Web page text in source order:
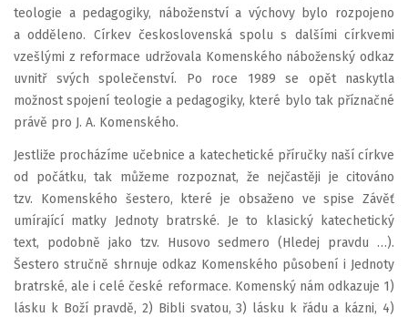
teologie a pedagogiky, náboženství a výchovy bylo rozpojeno
a odděleno. Církev československá spolu s dalšími církvemi
vzešlými z reformace udržovala Komenského náboženský odkaz
uvnitř svých společenství. Po roce 1989 se opět naskytla
možnost spojení teologie a pedagogiky, které bylo tak příznačné
právě pro J. A. Komenského.
Jestliže procházíme učebnice a katechetické příručky naší církve
od počátku, tak můžeme rozpoznat, že nejčastěji je citováno
tzv. Komenského šestero, které je obsaženo ve spise Závěť
umírající matky Jednoty bratrské. Je to klasický katechetický
text, podobně jako tzv. Husovo sedmero (Hledej pravdu …).
Šestero stručně shrnuje odkaz Komenského působení i Jednoty
bratrské, ale i celé české reformace. Komenský nám odkazuje 1)
lásku k Boží pravdě, 2) Bibli svatou, 3) lásku k řádu a kázni, 4)